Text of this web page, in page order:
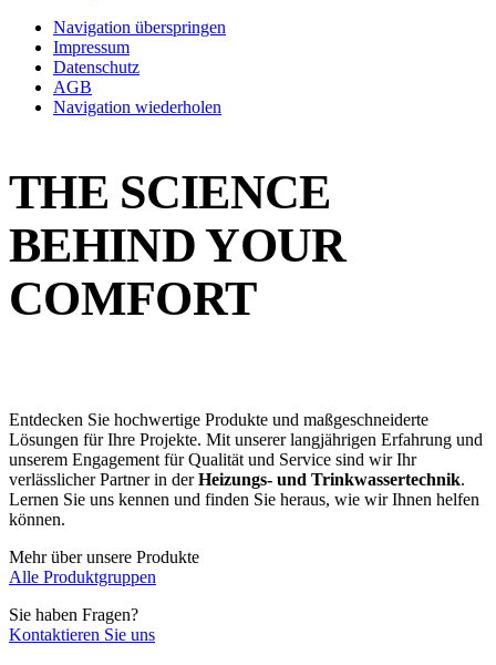
Navigation überspringen
Impressum
Datenschutz
AGB
Navigation wiederholen
THE SCIENCE
BEHIND YOUR
COMFORT
Entdecken Sie hochwertige Produkte und maßgeschneiderte
Lösungen für Ihre Projekte. Mit unserer langjährigen Erfahrung und
unserem Engagement für Qualität und Service sind wir Ihr
verlässlicher Partner in derHeizungs- und Trinkwassertechnik.
Lernen Sie uns kennen und finden Sie heraus, wie wir Ihnen helfen
können.
Mehr über unsere Produkte
Alle Produktgruppen
Sie haben Fragen?
Kontaktieren Sie uns